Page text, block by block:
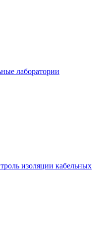
лаборатории
изоляции кабельных